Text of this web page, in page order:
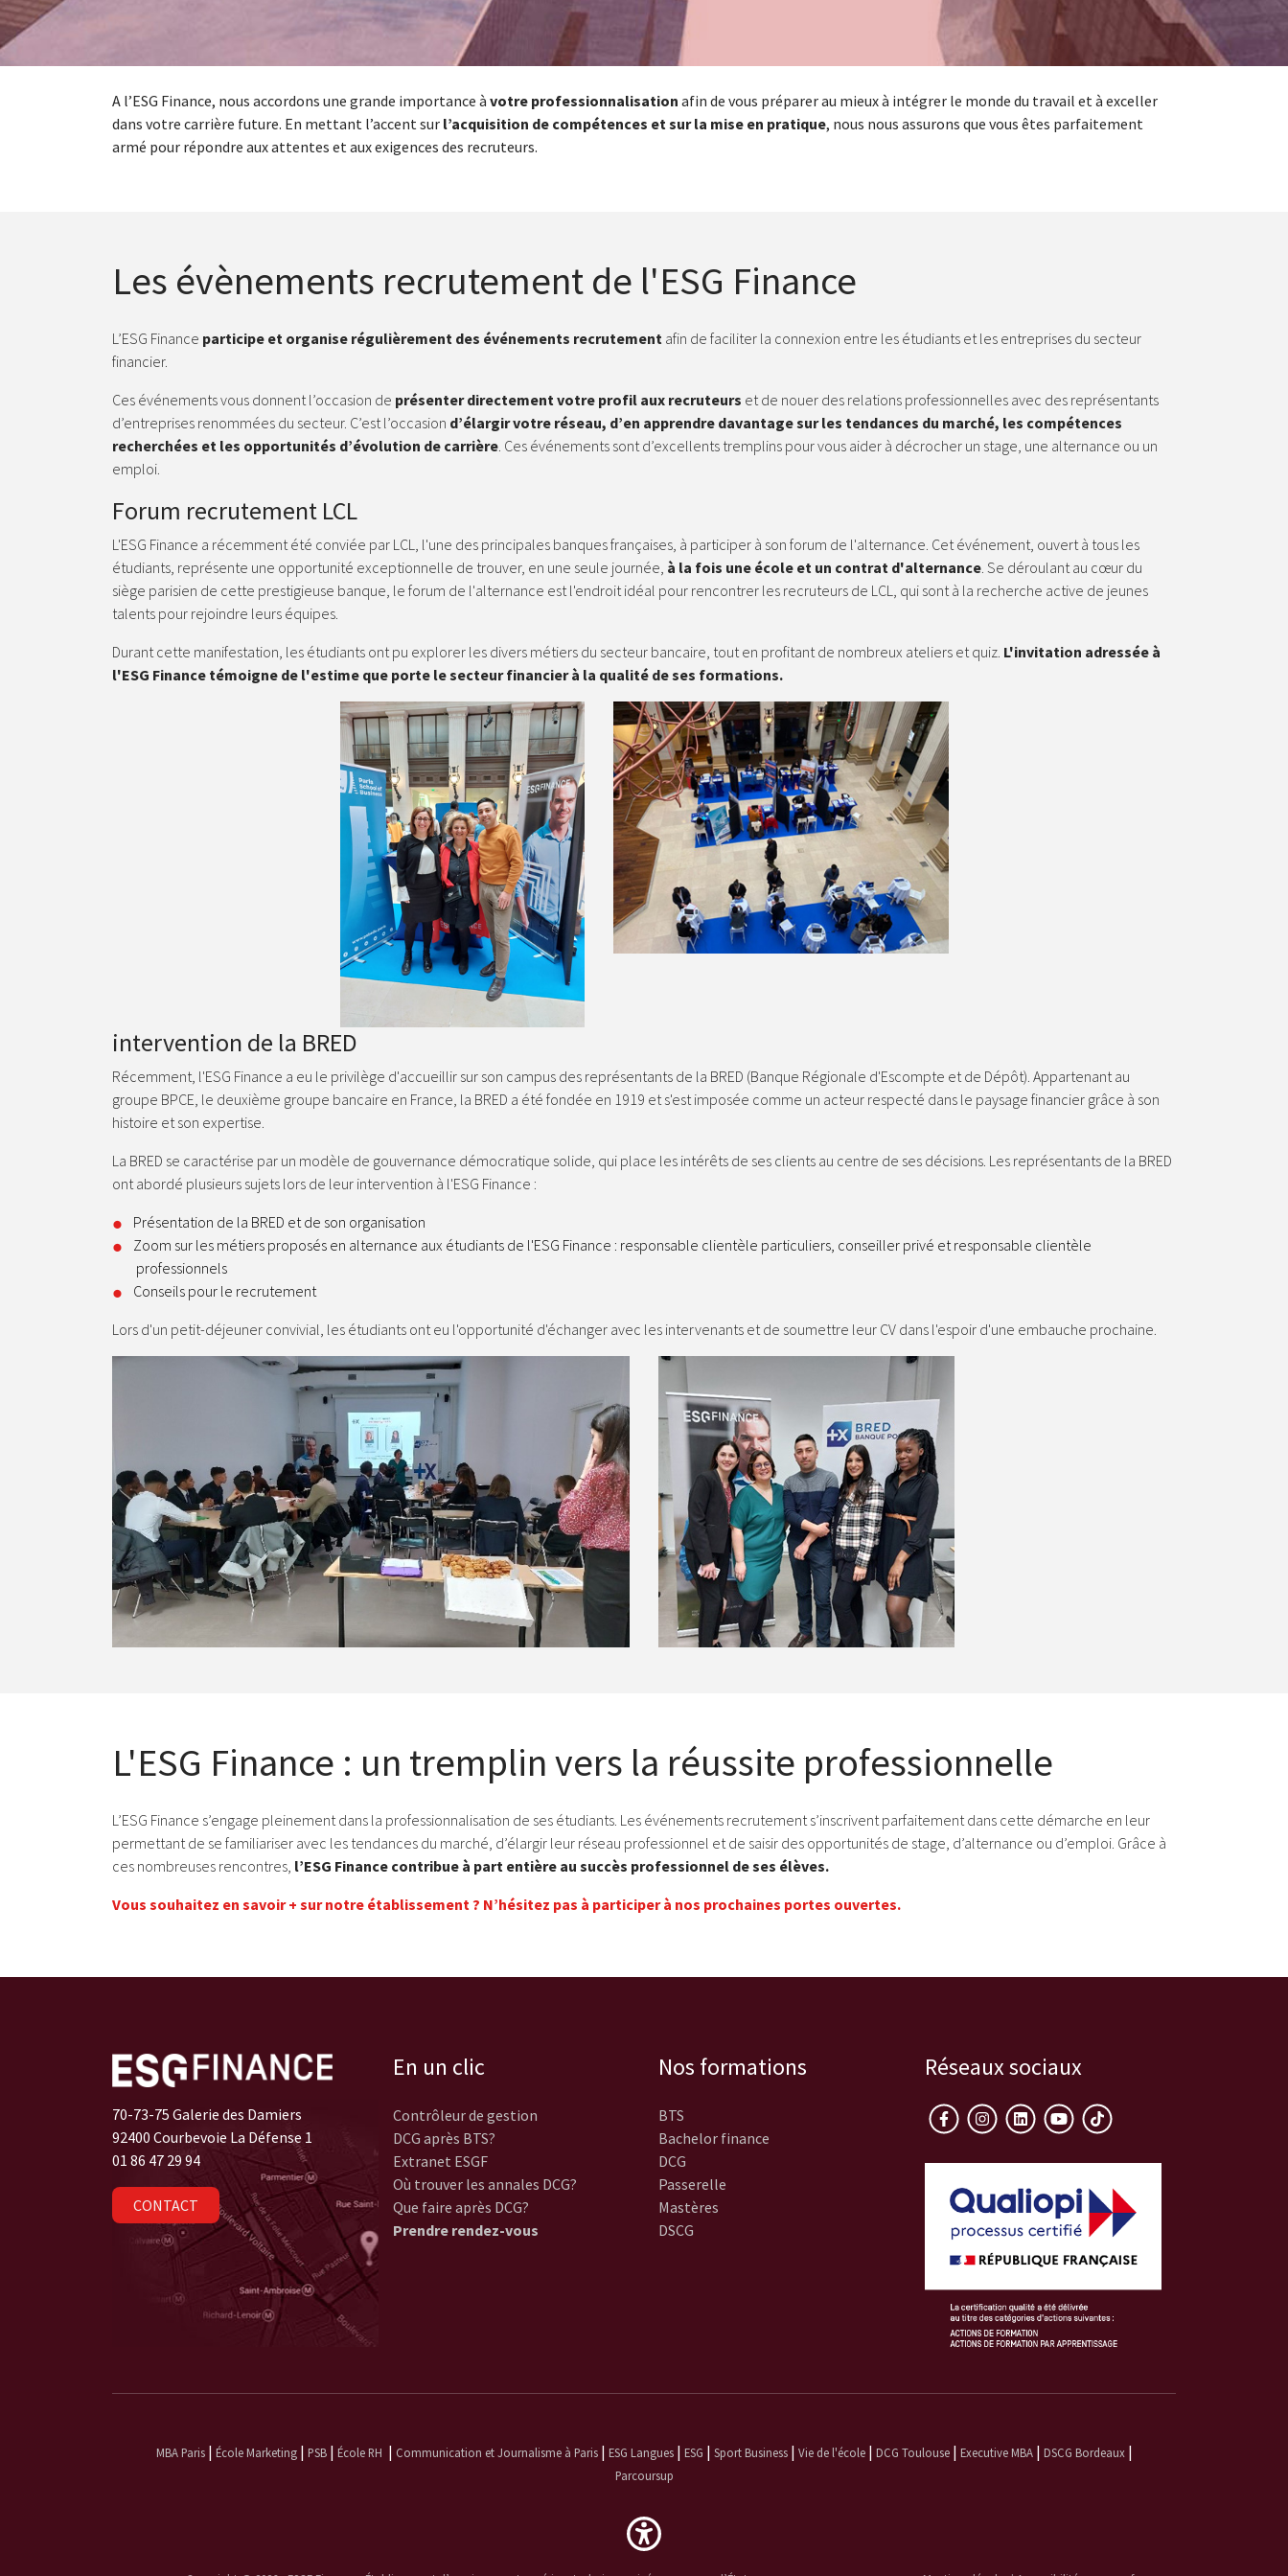
A l’ESG Finance, nous accordons une grande importance à votre professionnalisation afin de vous préparer au mieux à intégrer le monde du travail et à exceller
dans votre carrière future. En mettant l’accent sur l’acquisition de compétences et sur la mise en pratique, nous nous assurons que vous êtes parfaitement
armé pour répondre aux attentes et aux exigences des recruteurs.
Les évènements recrutement de l'ESG Finance
L’ESG Finance participe et organise régulièrement des événements recrutement afin de faciliter la connexion entre les étudiants et les entreprises du secteur
financier.
Ces événements vous donnent l’occasion de présenter directement votre profil aux recruteurs et de nouer des relations professionnelles avec des représentants
d’entreprises renommées du secteur. C’est l’occasion d’élargir votre réseau, d’en apprendre davantage sur les tendances du marché, les compétences
recherchées et les opportunités d’évolution de carrière. Ces événements sont d’excellents tremplins pour vous aider à décrocher un stage, une alternance ou un
emploi.
Forum recrutement LCL
L'ESG Finance a récemment été conviée par LCL, l'une des principales banques françaises, à participer à son forum de l'alternance. Cet événement, ouvert à tous les
étudiants, représente une opportunité exceptionnelle de trouver, en une seule journée, à la fois une école et un contrat d'alternance. Se déroulant au cœur du
siège parisien de cette prestigieuse banque, le forum de l'alternance est l'endroit idéal pour rencontrer les recruteurs de LCL, qui sont à la recherche active de jeunes
talents pour rejoindre leurs équipes.
Durant cette manifestation, les étudiants ont pu explorer les divers métiers du secteur bancaire, tout en profitant de nombreux ateliers et quiz. L'invitation adressée à
l'ESG Finance témoigne de l'estime que porte le secteur financier à la qualité de ses formations.
intervention de la BRED
Récemment, l'ESG Finance a eu le privilège d'accueillir sur son campus des représentants de la BRED (Banque Régionale d'Escompte et de Dépôt). Appartenant au
groupe BPCE, le deuxième groupe bancaire en France, la BRED a été fondée en 1919 et s'est imposée comme un acteur respecté dans le paysage financier grâce à son
histoire et son expertise.
La BRED se caractérise par un modèle de gouvernance démocratique solide, qui place les intérêts de ses clients au centre de ses décisions. Les représentants de la BRED
ont abordé plusieurs sujets lors de leur intervention à l'ESG Finance :
Présentation de la BRED et de son organisation
Zoom sur les métiers proposés en alternance aux étudiants de l'ESG Finance : responsable clientèle particuliers, conseiller privé et responsable clientèle
professionnels
Conseils pour le recrutement
Lors d'un petit-déjeuner convivial, les étudiants ont eu l'opportunité d'échanger avec les intervenants et de soumettre leur CV dans l'espoir d'une embauche prochaine.
L'ESG Finance : un tremplin vers la réussite professionnelle
L’ESG Finance s’engage pleinement dans la professionnalisation de ses étudiants. Les événements recrutement s’inscrivent parfaitement dans cette démarche en leur
permettant de se familiariser avec les tendances du marché, d’élargir leur réseau professionnel et de saisir des opportunités de stage, d’alternance ou d’emploi. Grâce à
ces nombreuses rencontres, l’ESG Finance contribue à part entière au succès professionnel de ses élèves.
Vous souhaitez en savoir + sur notre établissement ? N’hésitez pas à participer à nos prochaines portes ouvertes.
70-73-75 Galerie des Damiers
92400 Courbevoie La Défense 1
01 86 47 29 94
CONTACT
En un clic
Contrôleur de gestion
DCG après BTS?
Extranet ESGF
Où trouver les annales DCG?
Que faire après DCG?
Prendre rendez-vous
Nos formations
BTS
Bachelor finance
DCG
Passerelle
Mastères
DSCG
Réseaux sociaux
MBA Paris| École Marketing| PSB| École RH | Communication et Journalisme à Paris| ESG Langues| ESG | Sport Business | Vie de l'école| DCG Toulouse| Executive MBA| DSCG Bordeaux|
Parcoursup